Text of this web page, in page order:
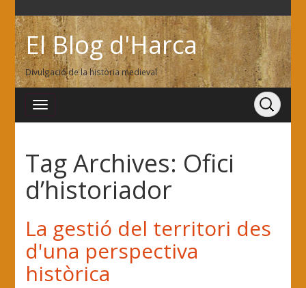
El Blog d'Harca
Divulgació de la història medieval
Tag Archives: Ofici
d’historiador
La gestió del territori des
d'una perspectiva
històrica